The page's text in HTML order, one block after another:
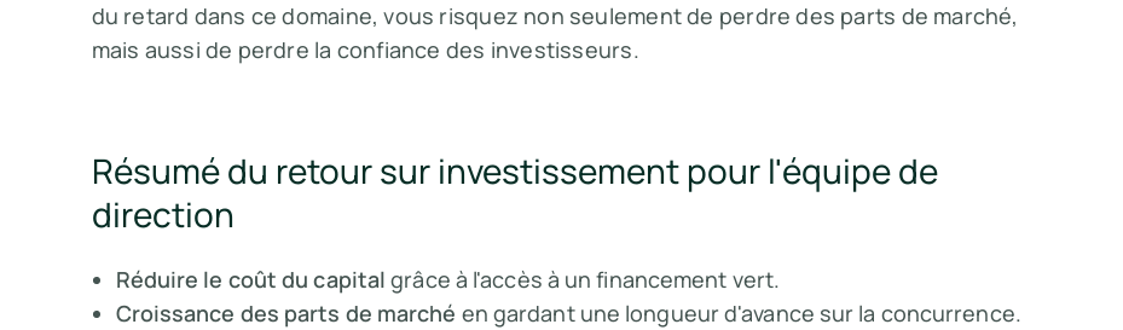
du retard dans ce domaine, vous risquez non seulement de perdre des parts de marché,
mais aussi de perdre la confiance des investisseurs.
Résumé du retour sur investissement pour l'équipe de
direction
Réduire le coût du capital grâce à l'accès à un financement vert.
Croissance des parts de marché en gardant une longueur d'avance sur la concurrence.